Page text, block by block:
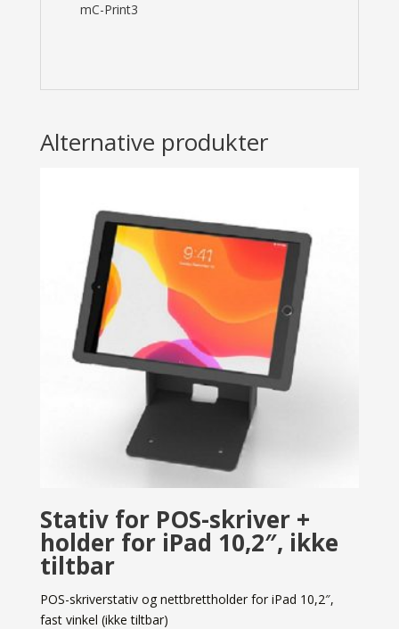
mC-Print3
Alternative produkter
Stativ for POS-skriver +
holder for iPad 10,2″, ikke
tiltbar
POS-skriverstativ og nettbrettholder for iPad 10,2″,
fast vinkel (ikke tiltbar)